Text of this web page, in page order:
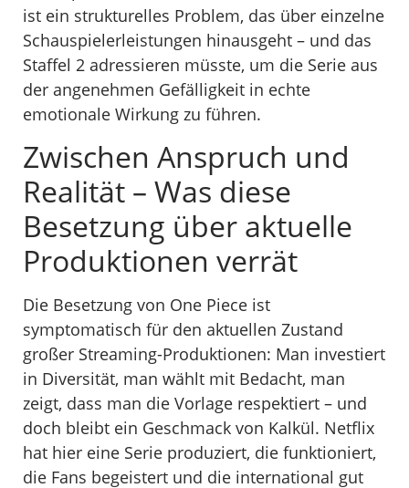
ist ein strukturelles Problem, das über einzelne
Schauspielerleistungen hinausgeht – und das
Staffel 2 adressieren müsste, um die Serie aus
der angenehmen Gefälligkeit in echte
emotionale Wirkung zu führen.
Zwischen Anspruch und
Realität – Was diese
Besetzung über aktuelle
Produktionen verrät
Die Besetzung von One Piece ist
symptomatisch für den aktuellen Zustand
großer Streaming-Produktionen: Man investiert
in Diversität, man wählt mit Bedacht, man
zeigt, dass man die Vorlage respektiert – und
doch bleibt ein Geschmack von Kalkül. Netflix
hat hier eine Serie produziert, die funktioniert,
die Fans begeistert und die international gut